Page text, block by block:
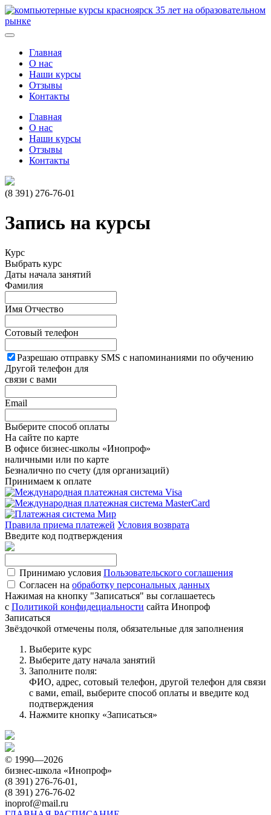
35 лет на образовательном
рынке
Главная
О нас
Наши курсы
Отзывы
Контакты
Главная
О нас
Наши курсы
Отзывы
Контакты
(8 391) 276-76-01
Запись на курсы
Курс
Выбрать курс
Даты начала занятий
Фамилия
Имя Отчество
Сотовый телефон
Разрешаю отправку SMS с напоминаниями по обучению
Другой телефон для
связи с вами
Email
Выберите способ оплаты
На сайте по карте
В офисе бизнес-школы «Инопроф»
наличными или по карте
Безналично по счету (для организаций)
Принимаем к оплате
Правила приема платежей Условия возврата
Введите код подтверждения
Принимаю условия Пользовательского соглашения
Согласен на обработку персональных данных
Нажимая на кнопку "Записаться" вы соглашаетесь
с Политикой конфидециальности сайта Инопроф
Записаться
Звёздочкой отмечены поля, обязательные для заполнения
Выберите курс
Выберите дату начала занятий
Заполните поля:
ФИО, адрес, сотовый телефон, другой телефон для связи
с вами, email, выберите способ оплаты и введите код
подтверждения
Нажмите кнопку «Записаться»
© 1990—2026
бизнес-школа «Инопроф»
(8 391) 276-76-01,
(8 391) 276-76-02
inoprof@mail.ru